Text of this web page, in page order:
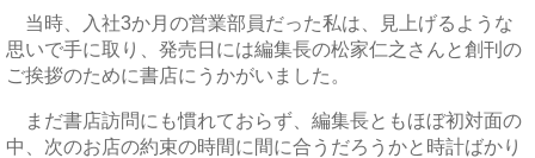
当時、入社3か月の営業部員だった私は、見上げるような
思いで手に取り、発売日には編集長の松家仁之さんと創刊の
ご挨拶のために書店にうかがいました。
まだ書店訪問にも慣れておらず、編集長ともほぼ初対面の
中、次のお店の約束の時間に間に合うだろうかと時計ばかり